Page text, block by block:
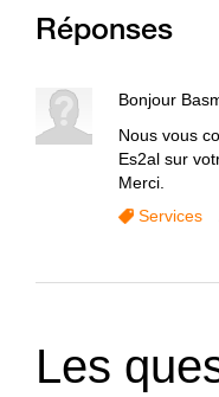
Réponses
Bonjour
Nous vous
Es2al sur
Merci.
Services
Les